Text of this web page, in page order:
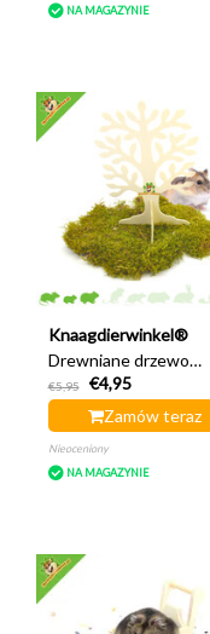
NA MAGAZYNIE
Knaagdierwinkel®
Drewniane drzewo
dekoracyjne
Hamsterscaping 30 cm
€5,95
€4,95
Zamów teraz
Nieoceniony
NA MAGAZYNIE